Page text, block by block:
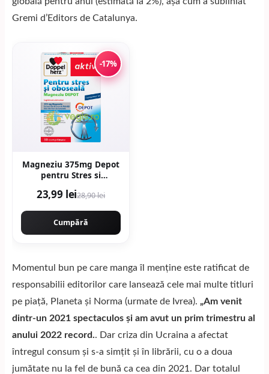
Gremi d’Editors de Catalunya.
-17%
Magneziu 375mg Depot
pentru Stres si
23,99 lei28,90 lei
Cumpără
Momentul bun pe care manga îl menține este ratificat de
responsabilii editorilor care lansează cele mai multe titluri
pe piață, Planeta și Norma (urmate de Ivrea). „Am venit
dintr-un 2021 spectaculos și am avut un prim trimestru al
anului 2022 record.. Dar criza din Ucraina a afectat
întregul consum și s-a simțit și în librării, cu o a doua
jumătate nu la fel de bună ca cea din 2021. Dar totalul